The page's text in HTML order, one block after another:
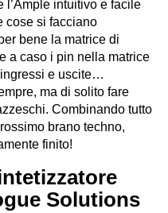
l’Ample intuitivo e facile
cose si facciano
bene la matrice di
a caso i pin nella matrice
e uscite…
ma di solito fare
Combinando tutto
brano techno,
finito!
Solutions